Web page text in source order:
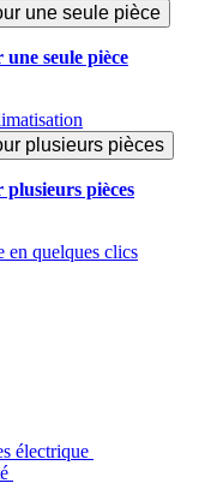
une seule pièce
seule pièce
plusieurs pièces
pièces
en quelques clics
électrique